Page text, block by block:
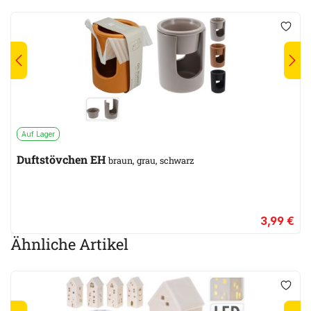
Auf Lager
Duftstövchen EH braun, grau, schwarz
3,99 €
Ähnliche Artikel